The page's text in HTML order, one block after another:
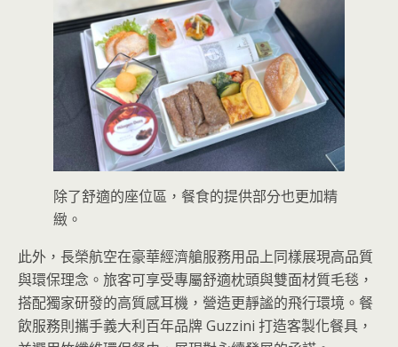
除了舒適的座位區，餐食的提供部分也更加精
緻。
此外，長榮航空在豪華經濟艙服務用品上同樣展現高品質
與環保理念。旅客可享受專屬舒適枕頭與雙面材質毛毯，
搭配獨家研發的高質感耳機，營造更靜謐的飛行環境。餐
飲服務則攜手義大利百年品牌 Guzzini 打造客製化餐具，